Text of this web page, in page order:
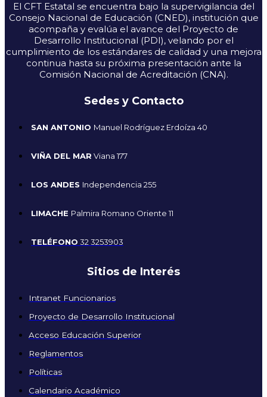
El CFT Estatal se encuentra bajo la supervigilancia del
Consejo Nacional de Educación (CNED), institución que
acompaña y evalúa el avance del Proyecto de
Desarrollo Institucional (PDI), velando por el
cumplimiento de los estándares de calidad y una mejora
continua hasta su próxima presentación ante la
Comisión Nacional de Acreditación (CNA).
Sedes y Contacto
SAN ANTONIO Manuel Rodríguez Erdoíza 40
VIÑA DEL MAR Viana 177
LOS ANDES Independencia 255
LIMACHE Palmira Romano Oriente 11
TELÉFONO 32 3253903
Sitios de Interés
Intranet Funcionarios
Proyecto de Desarrollo Institucional
Acceso Educación Superior
Reglamentos
Políticas
Calendario Académico